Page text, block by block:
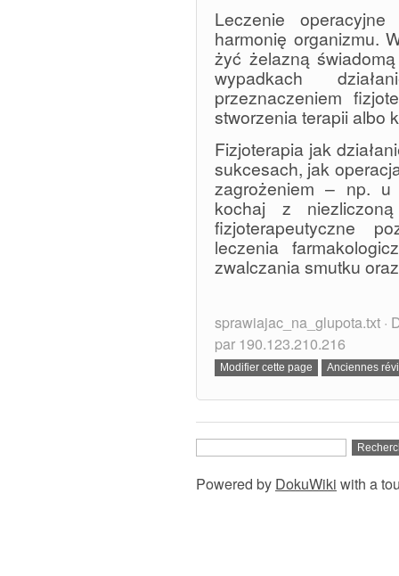
Leczenie
harmonię organizmu.
żyć żelazną
wypadkach
przeznaczeniem
stworzenia terapii albo
Fizjoterapia jak
sukcesach, jak
zagrożeniem – np. u
kochaj z
fizjoterapeutyczne
leczenia
zwalczania smutku
sprawiajac_na_glupota.txt ·
par 190.123.210.216
Powered by DokuWiki with a